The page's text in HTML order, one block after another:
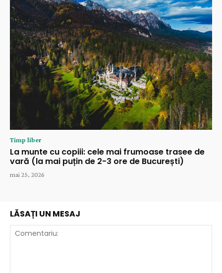
Timp liber
La munte cu copiii: cele mai frumoase trasee de
vară (la mai puțin de 2-3 ore de București)
mai 25, 2026
LĂSAȚI UN MESAJ